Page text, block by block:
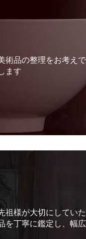
品の整理をお考え
ます
祖様が大切にしてい
丁寧に鑑定し、幅広